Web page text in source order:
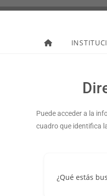
Puede acceder a la
cuadro que identifica
¿Qué estás